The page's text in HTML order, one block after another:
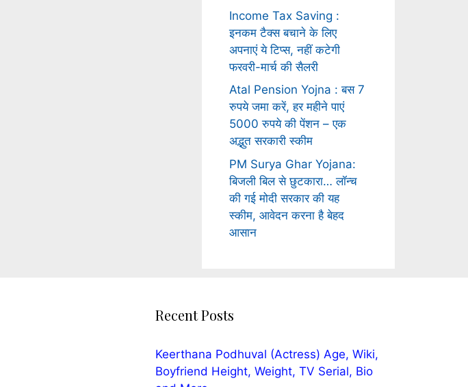
Income Tax Saving :
इनकम टैक्स बचाने के लिए
अपनाएं ये टिप्स, नहीं कटेगी
फरवरी-मार्च की सैलरी
Atal Pension Yojna : बस 7
रुपये जमा करें, हर महीने पाएं
5000 रुपये की पेंशन – एक
अद्भुत सरकारी स्कीम
PM Surya Ghar Yojana:
बिजली बिल से छुटकारा… लॉन्च
की गई मोदी सरकार की यह
स्कीम, आवेदन करना है बेहद
आसान
Recent Posts
Keerthana Podhuval (Actress) Age, Wiki,
Boyfriend Height, Weight, TV Serial, Bio